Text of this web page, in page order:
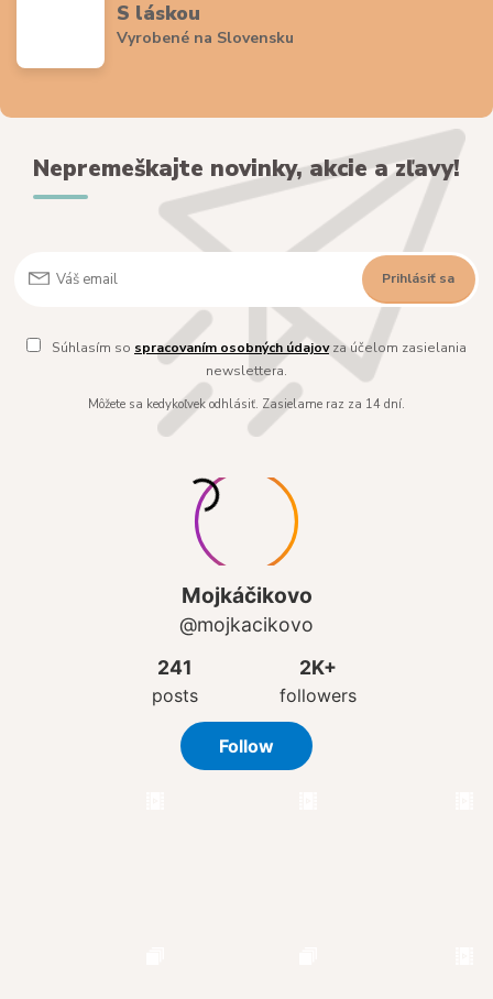
S láskou
Vyrobené na Slovensku
Nepremeškajte novinky, akcie a zľavy!
Prihlásiť sa
Súhlasím so spracovaním osobných údajovza účelom zasielania
newslettera.
Môžete sa kedykoľvek odhlásiť. Zasielame raz za 14 dní.